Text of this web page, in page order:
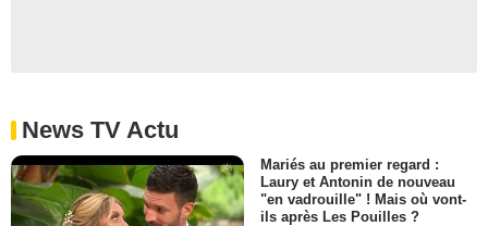
News TV Actu
Mariés au premier regard :
Laury et Antonin de nouveau
"en vadrouille" ! Mais où vont-
ils après Les Pouilles ?